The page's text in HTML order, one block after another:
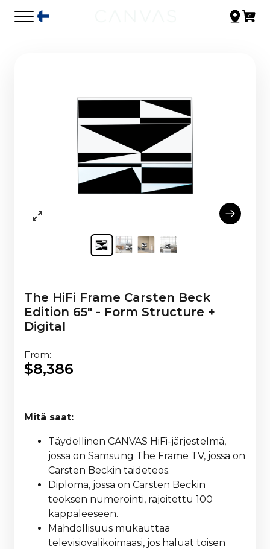
The HiFi Frame Carsten Beck
Edition 65" - Form Structure +
Digital
From:
$8,386
Mitä saat:
Täydellinen CANVAS HiFi-järjestelmä,
jossa on Samsung The Frame TV, jossa on
Carsten Beckin taideteos.
Diploma, jossa on Carsten Beckin
teoksen numerointi, rajoitettu 100
kappaleeseen.
Mahdollisuus mukauttaa
televisiovalikoimaasi, jos haluat toisen